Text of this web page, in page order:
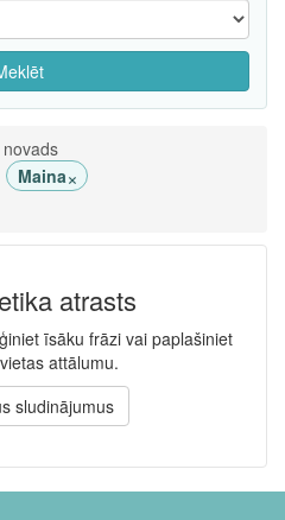
Maina×
atrasts
īsāku frāzi vai paplašiniet
attālumu.
sludinājumus